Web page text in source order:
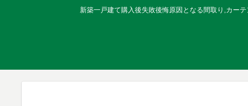
新築一戸建て購入後失敗後悔原因となる間取り,カー